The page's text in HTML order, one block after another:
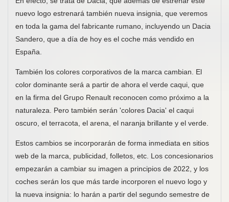
nuevo logo estrenará también nueva insignia, que veremos
en toda la gama del fabricante rumano, incluyendo un Dacia
Sandero, que a día de hoy es el coche más vendido en
España.
También los colores corporativos de la marca cambian. El
color dominante será a partir de ahora el verde caqui, que
en la firma del Grupo Renault reconocen como próximo a la
naturaleza. Pero también serán 'colores Dacia' el caqui
oscuro, el terracota, el arena, el naranja brillante y el verde.
Estos cambios se incorporarán de forma inmediata en sitios
web de la marca, publicidad, folletos, etc. Los concesionarios
empezarán a cambiar su imagen a principios de 2022, y los
coches serán los que más tarde incorporen el nuevo logo y
la nueva insignia: lo harán a partir del segundo semestre de